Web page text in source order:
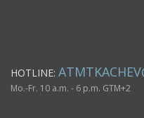
HOTLINE:
Mo.-Fr. 10 a.m. - 6 p.m. GTM+2